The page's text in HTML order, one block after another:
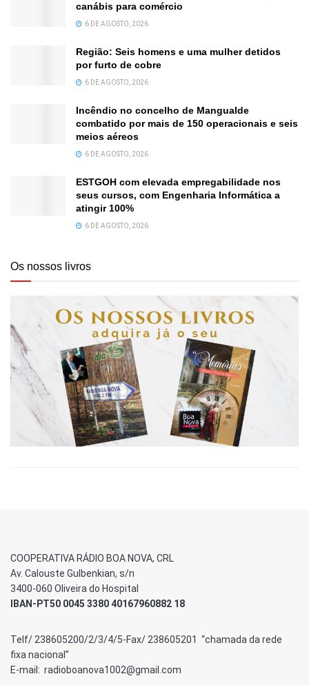
canábis para comércio
6 DE AGOSTO, 2026
Região: Seis homens e uma mulher detidos
por furto de cobre
6 DE AGOSTO, 2026
Incêndio no concelho de Mangualde
combatido por mais de 150 operacionais e seis
meios aéreos
6 DE AGOSTO, 2026
ESTGOH com elevada empregabilidade nos
seus cursos, com Engenharia Informática a
atingir 100%
6 DE AGOSTO, 2026
Os nossos livros
COOPERATIVA RÁDIO BOA NOVA, CRL
Av. Calouste Gulbenkian, s/n
3400-060 Oliveira do Hospital
IBAN-PT50 0045 3380 40167960882 18
Telf/ 238605200/2/3/4/5-Fax/ 238605201 “chamada da rede
fixa nacional”
E-mail: radioboanova1002@gmail.com